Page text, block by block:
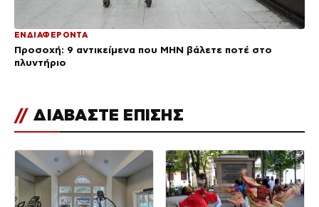
ΕΝΔΙΑΦΕΡΟΝΤΑ
Προσοχή: 9 αντικείμενα που ΜΗΝ βάλετε ποτέ στο
πλυντήριο
// ΔΙΑΒΑΣΤΕ ΕΠΙΣΗΣ